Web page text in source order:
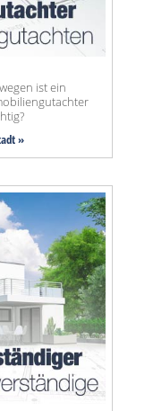
ist ein
»